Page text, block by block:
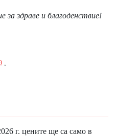
здраве и благоденствие!
г. цените ще са само в